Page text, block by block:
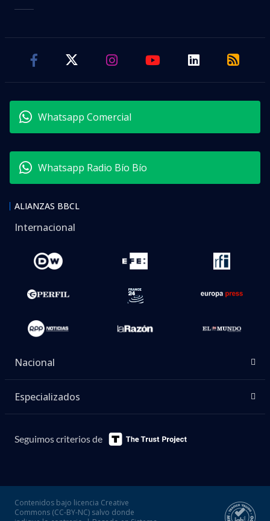
Whatsapp Comercial
Whatsapp Radio Bío Bío
ALIANZAS BBCL
Internacional
Nacional
Especializados
Seguimos criterios de
Contenidos bajo licencia Creative
Commons (CC-BY-NC) salvo donde